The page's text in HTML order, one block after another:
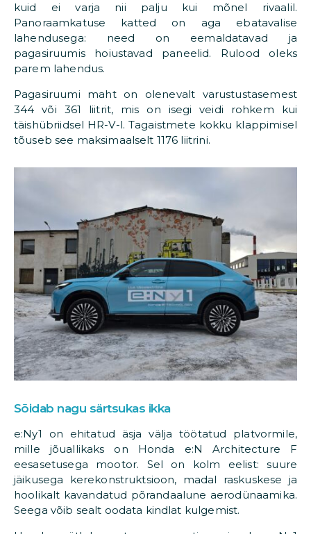
kuid ei varja nii palju kui mõnel rivaalil.
Panoraamkatuse katted on aga ebatavalise
lahendusega: need on eemaldatavad ja
pagasiruumis hoiustavad paneelid. Rulood oleks
parem lahendus.
Pagasiruumi maht on olenevalt varustustasemest
344 või 361 liitrit, mis on isegi veidi rohkem kui
täishübriidsel HR-V-l. Tagaistmete kokku klappimisel
tõuseb see maksimaalselt 1176 liitrini.
Sõidab nagu särtsukas ikka
e:Ny1 on ehitatud äsja välja töötatud platvormile,
mille jõuallikaks on Honda e:N Architecture F
eesasetusega mootor. Sel on kolm eelist: suure
jäikusega kerekonstruktsioon, madal raskuskese ja
hoolikalt kavandatud põrandaalune aerodünaamika.
Seega võib sealt oodata kindlat kulgemist.